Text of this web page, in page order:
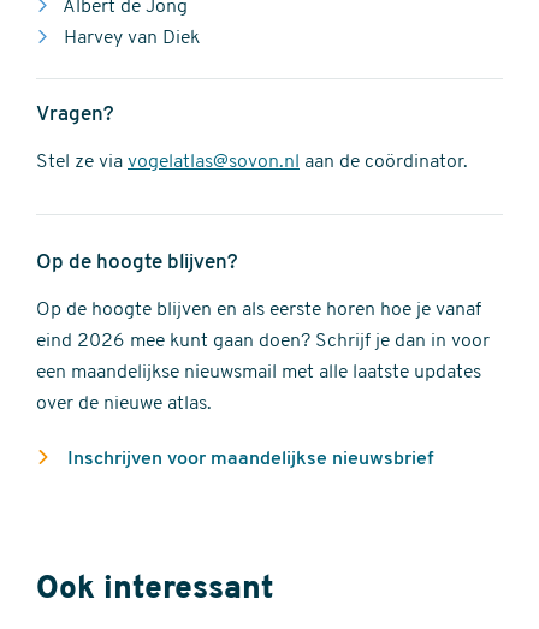
Albert de Jong
Harvey van Diek
Vragen?
Stel ze via vogelatlas@sovon.nl aan de coördinator.
Op de hoogte blijven?
Op de hoogte blijven en als eerste horen hoe je vanaf
eind 2026 mee kunt gaan doen? Schrijf je dan in voor
een maandelijkse nieuwsmail met alle laatste updates
over de nieuwe atlas.
Inschrijven voor maandelijkse nieuwsbrief
Ook interessant